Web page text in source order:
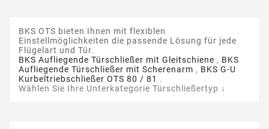
BKS OTS bieten Ihnen mit flexiblen
Einstellmöglichkeiten die passende Lösung für jede
Flügelart und Tür.
BKS Aufliegende Türschließer mit Gleitschiene , BKS
Aufliegende Türschließer mit Scherenarm , BKS G-U
Kurbeltriebschließer OTS 80 / 81 .
Wählen Sie Ihre Unterkategorie Türschließertyp ↓